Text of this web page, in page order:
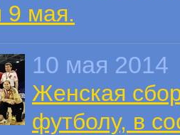
мая.
10 мая 2014
Женская
футболу, в